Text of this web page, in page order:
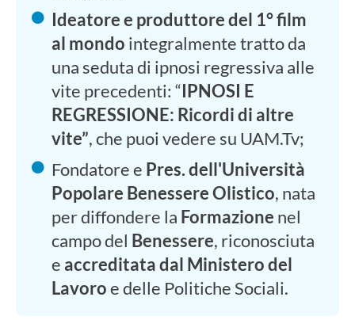
Ideatore e produttore del 1° film
al mondo integralmente tratto da
una seduta di ipnosi regressiva alle
vite precedenti: “IPNOSI E
REGRESSIONE: Ricordi di altre
vite”, che puoi vedere su UAM.Tv;
Fondatore e Pres. dell'Università
Popolare Benessere Olistico, nata
per diffondere la Formazione nel
campo del Benessere, riconosciuta
e accreditata dal Ministero del
Lavoroe delle Politiche Sociali.